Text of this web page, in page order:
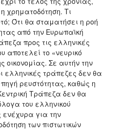
χρηματοδότηση. Τι
Ότι θα σταματήσει η ροή
από την Ευρωπαϊκή
προς τις ελληνικές
αποτελεί το «νευρικό
οικονομίας. Σε αυτήν την
ελληνικές τράπεζες δεν θα
ρευστότητας, καθώς η
Τράπεζα δεν θα
του ελληνικού
ενέχυρα για την
των πιστωτικών